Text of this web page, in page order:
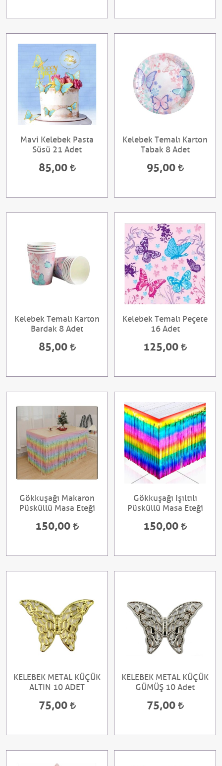
Mavi Kelebek Pasta
Süsü 21 Adet
85,00
Kelebek Temalı Karton
Tabak 8 Adet
95,00
Kelebek Temalı Karton
Bardak 8 Adet
85,00
Kelebek Temalı Peçete
16 Adet
125,00
Gökkuşağı Makaron
Püsküllü Masa Eteği
150,00
Gökkuşağı Işıltılı
Püsküllü Masa Eteği
150,00
KELEBEK METAL KÜÇÜK
ALTIN 10 ADET
75,00
KELEBEK METAL KÜÇÜK
GÜMÜŞ 10 Adet
75,00